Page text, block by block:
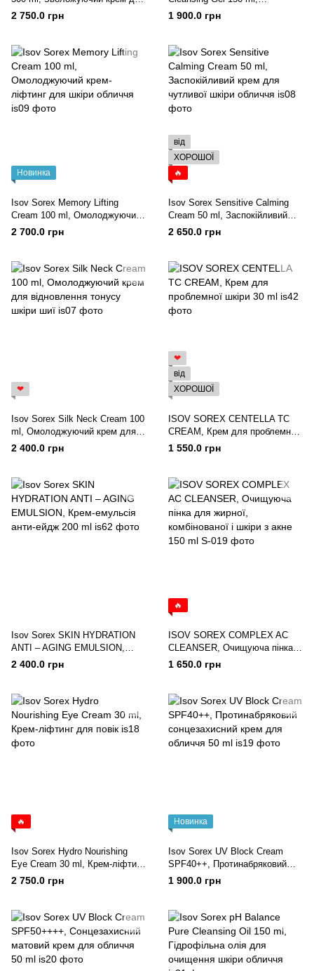
сухої та стягнутої шкіри
2 750.0 грн
Очищуючий гель для обличчя
1 900.0 грн
Новинка
Isov Sorex Memory Lifting
Cream 100 ml, Омолоджуючий
крем-ліфтинг для шкіри
2 700.0 грн
від
ХОРОШОЇ
🔥
Isov Sorex Sensitive Calming
Cream 50 ml, Заспокійливий
крем для чутливої шкіри
2 650.0 грн
❤
Isov Sorex Silk Neck Cream 100
ml, Омолоджуючий крем для
відновлення тонусу шкіри шиї
2 400.0 грн
❤
від
ХОРОШОЇ
ISOV SOREX CENTELLA TC
CREAM, Крем для проблемної
шкіри 30 ml
1 550.0 грн
Isov Sorex SKIN HYDRATION
ANTI – AGING EMULSION,
Крем-емульсія анти-ейдж 200
2 400.0 грн
🔥
ISOV SOREX COMPLEX AC
CLEANSER, Очищуюча пінка
для жирної, комбінованої і
шкіри з акне 150 ml
1 650.0 грн
🔥
Isov Sorex Hydro Nourishing
Eye Cream 30 ml, Крем-ліфтинг
для повік
2 750.0 грн
Новинка
Isov Sorex UV Block Cream
SPF40++, Протинабряковий
сонцезахисний крем для
обличчя 50 ml
1 900.0 грн